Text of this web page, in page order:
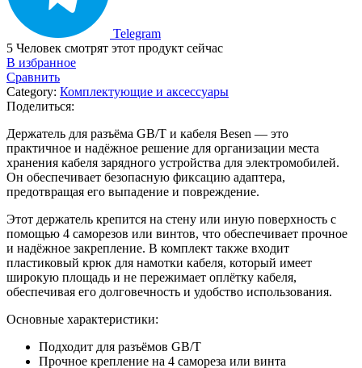
Telegram
5 Человек смотрят этот продукт сейчас
В избранное
Сравнить
Category: Комплектующие и аксессуары
Поделиться:
Держатель для разъёма GB/T и кабеля Besen — это
практичное и надёжное решение для организации места
хранения кабеля зарядного устройства для электромобилей.
Он обеспечивает безопасную фиксацию адаптера,
предотвращая его выпадение и повреждение.
Этот держатель крепится на стену или иную поверхность с
помощью 4 саморезов или винтов, что обеспечивает прочное
и надёжное закрепление. В комплект также входит
пластиковый крюк для намотки кабеля, который имеет
широкую площадь и не пережимает оплётку кабеля,
обеспечивая его долговечность и удобство использования.
Основные характеристики:
Подходит для разъёмов GB/T
Прочное крепление на 4 самореза или винта